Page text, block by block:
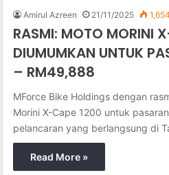
Amirul Azreen 21/11/2025 1,654
RASMI: MOTO MORINI
DIUMUMKAN UNTUK
– RM49,888
MForce Bike Holdings dengan
Morini X-Cape 1200 untuk
pelancaran yang berlangsung di
Read More »